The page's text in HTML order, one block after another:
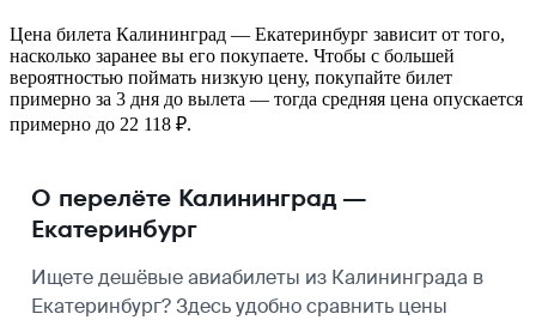
Цена билета Калининград — Екатеринбург зависит от того,
насколько заранее вы его покупаете. Чтобы с большей
вероятностью поймать низкую цену, покупайте билет
примерно за 3 дня до вылета — тогда средняя цена опускается
примерно до 22 118 ₽.
О перелёте Калининград —
Екатеринбург
Ищете дешёвые авиабилеты из Калининграда в
Екатеринбург? Здесь удобно сравнить цены